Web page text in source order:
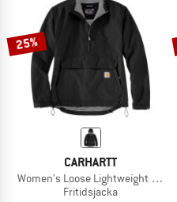
25%
CARHARTT
Women's Loose Lightweight
Fritidsjacka